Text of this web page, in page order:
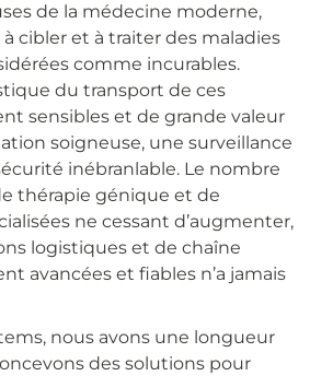
de la médecine moderne,
à cibler et à traiter des maladies
comme incurables.
du transport de ces
sensibles et de grande valeur
soigneuse, une surveillance
inébranlable. Le nombre
thérapie génique et de
ne cessant d’augmenter,
logistiques et de chaîne
avancées et fiables n’a jamais
nous avons une longueur
des solutions pour